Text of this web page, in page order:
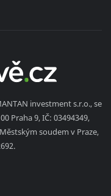
investment s.r.o., se
Praha 9, IČ: 03494349,
soudem v Praze,